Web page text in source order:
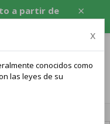
×
a partir de
PLN, RON.
x
conocidos como
las leyes de su